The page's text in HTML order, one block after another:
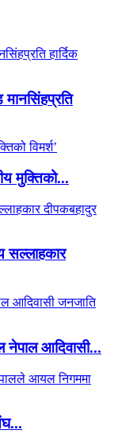
मानसिंहप्रति
मुक्तिको...
सल्लाहकार
नेपाल आदिवासी...